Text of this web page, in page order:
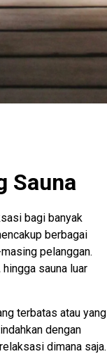
Sauna
bagi banyak
berbagai
pelanggan.
sauna luar
terbatas atau yang
dengan
dimana saja.